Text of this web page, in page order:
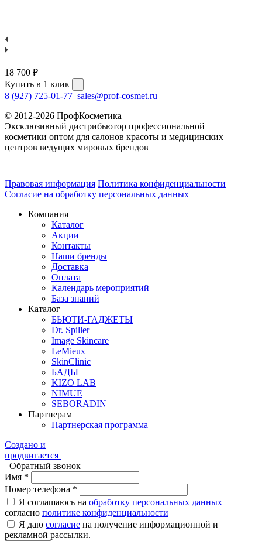
18 700 ₽
Купить в 1 клик
8 (927) 725-01-77 sales@prof-cosmet.ru
© 2012-2026 ПрофКосметика
Эксклюзивный дистрибьютор профессиональной
косметики оптом для салонов красоты и медицинских
центров ведущих мировых брендов
Правовая информация Политика конфиденциальности
Согласие на обработку персональных данных
Компания
Каталог
Акции
Контакты
Наши бренды
Доставка
Оплата
Календарь мероприятий
База знаний
Каталог
БЬЮТИ-ГАДЖЕТЫ
Dr. Spiller
Image Skincare
LeMieux
SkinClinic
БАДЫ
KIZO LAB
NIMUE
SEBORADIN
Партнерам
Партнерская программа
Создано и
продвигается
Обратный звонок
Имя *
Номер телефона *
Я соглашаюсь на обработку персональных данных
согласно политике конфиденциальности
Я даю согласие на получение информационной и
рекламной рассылки.